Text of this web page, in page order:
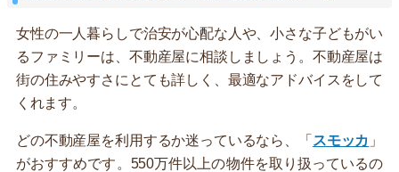
女性の一人暮らしで治安が心配な人や、小さな子どもがい
るファミリーは、不動産屋に相談しましょう。不動産屋は
街の住みやすさにとても詳しく、最適なアドバイスをして
くれます。
どの不動産屋を利用するか迷っているなら、「 スモッカ 」
がおすすめです。550万件以上の物件を取り扱っているの